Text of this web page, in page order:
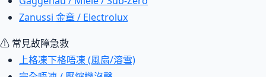
Zanussi 金章 / Electrolux
⚠ 常見故障急救
上格凍下格唔凍 (風扇/溶雪)